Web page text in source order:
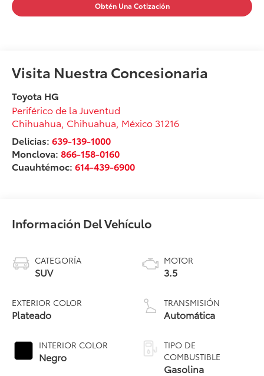
Obtén Una Cotización
Visita Nuestra Concesionaria
Toyota HG
Periférico de la Juventud
Chihuahua Chihuahua , México 31216
Delicias:639-139-1000
Monclova:866-158-0160
Cuauhtémoc:614-439-6900
Información Del Vehículo
CATEGORÍA
SUV
EXTERIOR COLOR
Plateado
INTERIOR COLOR
Negro
MOTOR
3.5
TRANSMISIÓN
Automática
TIPO DE
COMBUSTIBLE
Gasolina